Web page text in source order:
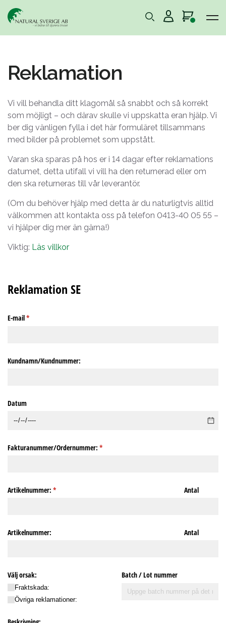
Reklamation
Vi vill behandla ditt klagomål så snabbt och så korrekt
som möjligt – och därav skulle vi uppskatta eran hjälp. Vi
ber dig vänligen fylla i det här formuläret tillsammans
med bilder på problemet som uppstått.
Varan ska sparas på hos er i 14 dagar efter reklamations
datumet, detta utifall vi vill ha den returnerad eller om
den ska returneras till vår leverantör.
(Om du behöver hjälp med detta är du naturligtvis alltid
välkommen att kontakta oss på telefon 0413-40 05 55 –
vi hjälper dig mer än gärna!)
Viktig: Läs villkor